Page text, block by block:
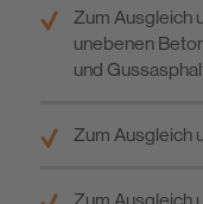
Zum Ausgleich
unebenen
und
Zum Ausgleich